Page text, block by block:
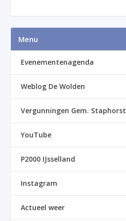
Menu
Evenementenagenda
Weblog De Wolden
Vergunningen Gem. Staphorst
YouTube
P2000 IJsselland
Instagram
Actueel weer